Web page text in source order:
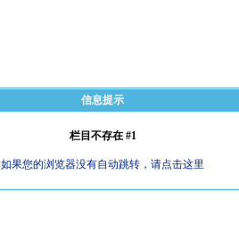
信息提示
栏目不存在 #1
如果您的浏览器没有自动跳转，请点击这里